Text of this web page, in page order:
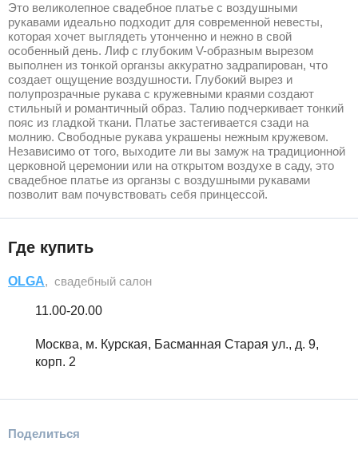
Это великолепное свадебное платье с воздушными
рукавами идеально подходит для современной невесты,
которая хочет выглядеть утонченно и нежно в свой
особенный день. Лиф с глубоким V-образным вырезом
выполнен из тонкой органзы аккуратно задрапирован, что
создает ощущение воздушности. Глубокий вырез и
полупрозрачные рукава с кружевными краями создают
стильный и романтичный образ. Талию подчеркивает тонкий
пояс из гладкой ткани. Платье застегивается сзади на
молнию. Свободные рукава украшены нежным кружевом.
Независимо от того, выходите ли вы замуж на традиционной
церковной церемонии или на открытом воздухе в саду, это
свадебное платье из органзы с воздушными рукавами
позволит вам почувствовать себя принцессой.
Где купить
OLGA, свадебный салон
11.00-20.00
Москва, м. Курская, Басманная Старая ул., д. 9,
корп. 2
Поделиться